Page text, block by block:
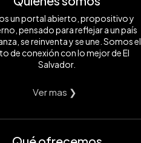
un portal abierto, propositivo y
pensado para reflejar a un país
se reinventa y se une. Somos el
de conexión con lo mejor de El
Salvador.
Ver mas ❯